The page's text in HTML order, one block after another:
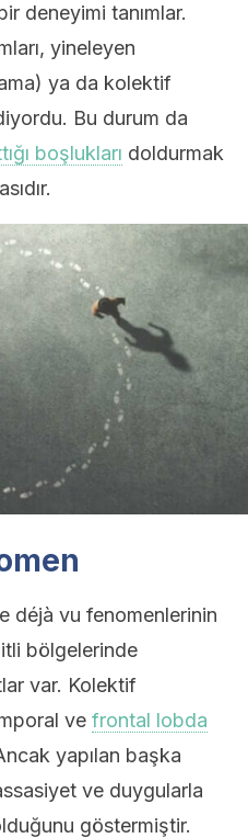
deneyimi tanımlar.
yineleyen
ya da kolektif
Bu durum da
boşlukları doldurmak
déjà vu fenomenlerinin
bölgelerinde
var. Kolektif
ve frontal lobda
yapılan başka
ve duygularla
göstermiştir.